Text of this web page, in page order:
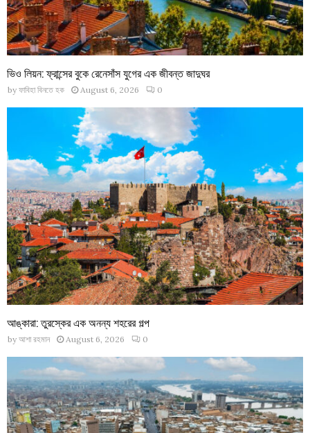
ভিও লিয়ন: ফ্রান্সের বুকে রেনেসাঁস যুগের এক জীবন্ত জাদুঘর
by ফাবিহা বিনতে হক August 6, 2026 0
আঙ্কারা: তুরস্কের এক অনন্য শহরের গল্প
by আশা রহমান August 6, 2026 0